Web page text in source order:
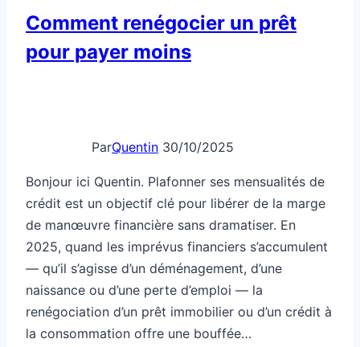
plus
sûr
Comment renégocier un prêt
pour payer moins
ParQuentin 30/10/2025
Bonjour ici Quentin. Plafonner ses mensualités de
crédit est un objectif clé pour libérer de la marge
de manœuvre financière sans dramatiser. En
2025, quand les imprévus financiers s’accumulent
— qu’il s’agisse d’un déménagement, d’une
naissance ou d’une perte d’emploi — la
renégociation d’un prêt immobilier ou d’un crédit à
la consommation offre une bouffée…